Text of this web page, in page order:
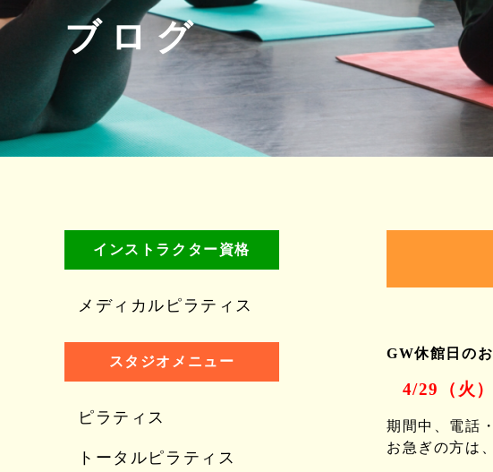
ブログ
インストラクター資格
メディカルピラティス
スタジオメニュー
ピラティス
トータルピラティス
GW休館日の
4/29（火
期間中、電話
お急ぎの方は